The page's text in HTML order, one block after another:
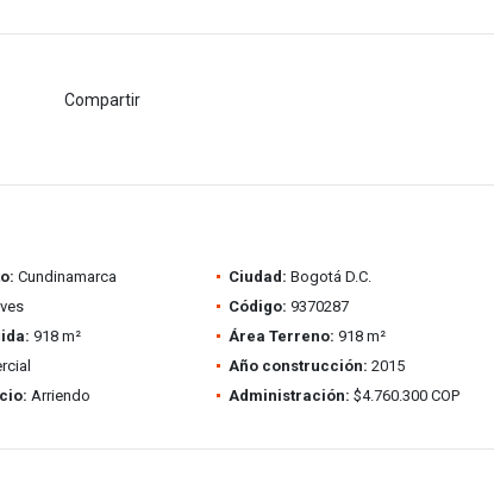
Compartir
Cundinamarca Ciudad: Bogotá D.C.
Código: 9370287
918 m² Área Terreno: 918 m²
Año construcción: 2015
Arriendo Administración: $4.760.300 COP